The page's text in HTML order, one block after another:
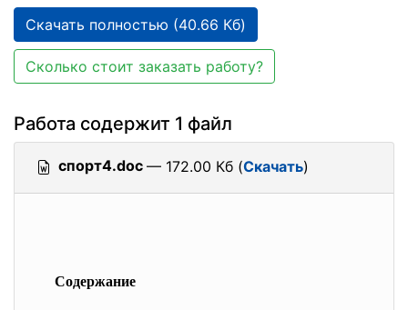
Скачать полностью (40.66 Кб)
Сколько стоит заказать работу?
Работа содержит 1 файл
спорт4.doc — 172.00 Кб (Скачать)
Содержание